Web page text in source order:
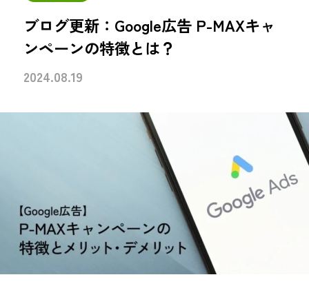
ブログ更新：Google広告 P-MAXキャ
ンペーンの特徴とは？
2024.08.19